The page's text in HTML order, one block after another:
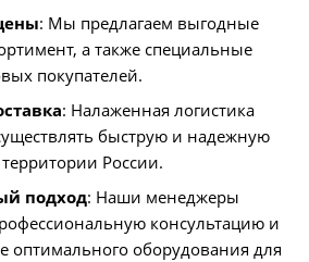
: Мы предлагаем выгодные
а также специальные
покупателей.
: Налаженная логистика
быструю и надежную
России.
подход: Наши менеджеры
консультацию и
оптимального оборудования для